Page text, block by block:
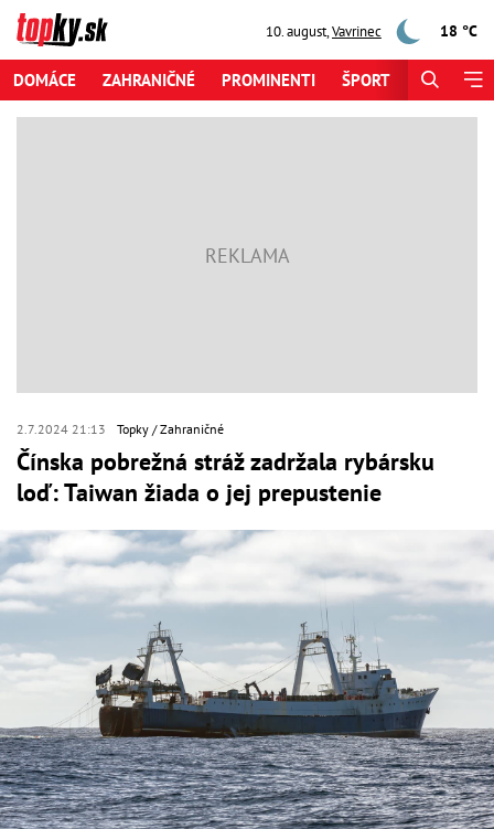
10. august,Vavrinec 18 °C
DOMÁCE ZAHRANIČNÉ PROMINENTI ŠPORT
2.7.2024 21:13 Topky Zahraničné
Čínska pobrežná stráž zadržala rybársku
loď: Taiwan žiada o jej prepustenie